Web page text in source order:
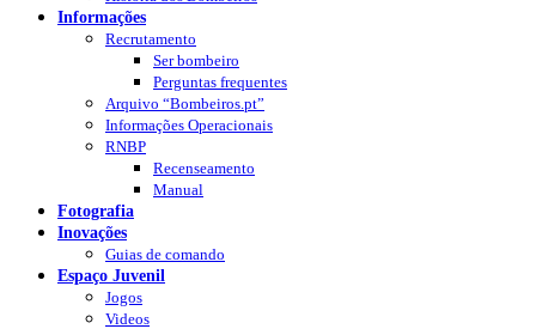
Informações
Recrutamento
Ser bombeiro
Perguntas frequentes
Arquivo “Bombeiros.pt”
Informações Operacionais
RNBP
Recenseamento
Manual
Fotografia
Inovações
Guias de comando
Espaço Juvenil
Jogos
Videos